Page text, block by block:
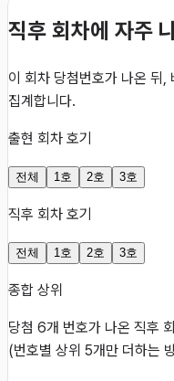
직후 회차에 자주
이 회차 당첨번호가 나온 뒤,
집계합니다.
출현 회차 호기
전체 1호 2호 3호
직후 회차 호기
전체 1호 2호 3호
종합 상위
당첨 6개 번호가 나온 직후
(번호별 상위 5개만 더하는